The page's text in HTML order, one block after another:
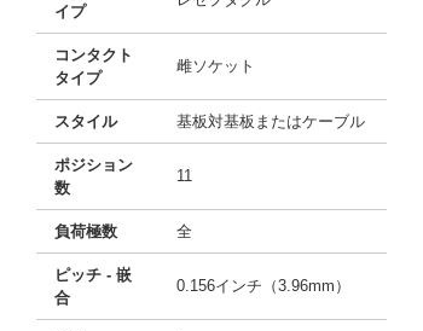
イプ
コンタクト
タイプ
雌ソケット
スタイル 基板対基板またはケーブル
ポジション
数
11
負荷極数 全
ピッチ - 嵌
合
0.156インチ（3.96mm）